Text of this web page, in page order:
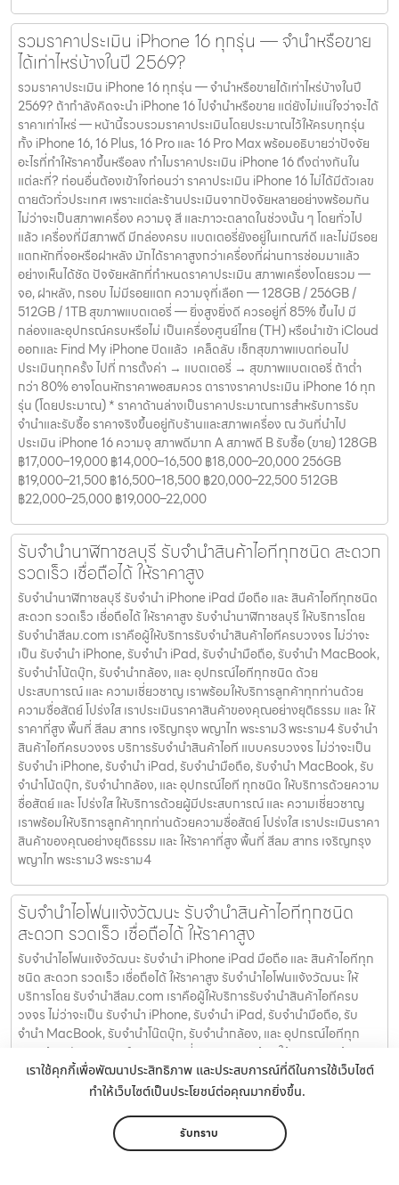
เราใช้คุกกี้เพื่อพัฒนาประสิทธิภาพ และประสบการณ์ที่ดีในการใช้เว็บไซต์
ทำให้เว็บไซต์เป็นประโยชน์ต่อคุณมากยิ่งขึ้น.
รับทราบ
รวมราคาประเมิน iPhone 16 ทุกรุ่น — จำนำหรือขาย
ได้เท่าไหร่บ้างในปี 2569?
รวมราคาประเมิน iPhone 16 ทุกรุ่น — จำนำหรือขายได้เท่าไหร่บ้างในปี
2569? ถ้ากำลังคิดจะนำ iPhone 16 ไปจำนำหรือขาย แต่ยังไม่แน่ใจว่าจะได้
ราคาเท่าไหร่ — หน้านี้รวบรวมราคาประเมินโดยประมาณไว้ให้ครบทุกรุ่น
ทั้ง iPhone 16, 16 Plus, 16 Pro และ 16 Pro Max พร้อมอธิบายว่าปัจจัย
อะไรที่ทำให้ราคาขึ้นหรือลง ทำไมราคาประเมิน iPhone 16 ถึงต่างกันใน
แต่ละที่? ก่อนอื่นต้องเข้าใจก่อนว่า ราคาประเมิน iPhone 16 ไม่ได้มีตัวเลข
ตายตัวทั่วประเทศ เพราะแต่ละร้านประเมินจากปัจจัยหลายอย่างพร้อมกัน
ไม่ว่าจะเป็นสภาพเครื่อง ความจุ สี และภาวะตลาดในช่วงนั้น ๆ โดยทั่วไป
แล้ว เครื่องที่มีสภาพดี มีกล่องครบ แบตเตอรี่ยังอยู่ในเกณฑ์ดี และไม่มีรอย
แตกหักที่จอหรือฝาหลัง มักได้ราคาสูงกว่าเครื่องที่ผ่านการซ่อมมาแล้ว
อย่างเห็นได้ชัด ปัจจัยหลักที่กำหนดราคาประเมิน สภาพเครื่องโดยรวม —
จอ, ฝาหลัง, กรอบ ไม่มีรอยแตก ความจุที่เลือก — 128GB / 256GB /
512GB / 1TB สุขภาพแบตเตอรี่ — ยิ่งสูงยิ่งดี ควรอยู่ที่ 85% ขึ้นไป มี
กล่องและอุปกรณ์ครบหรือไม่ เป็นเครื่องศูนย์ไทย (TH) หรือนำเข้า iCloud
ออกและ Find My iPhone ปิดแล้ว เคล็ดลับ เช็กสุขภาพแบตก่อนไป
ประเมินทุกครั้ง ไปที่ การตั้งค่า → แบตเตอรี่ → สุขภาพแบตเตอรี่ ถ้าต่ำ
กว่า 80% อาจโดนหักราคาพอสมควร ตารางราคาประเมิน iPhone 16 ทุก
รุ่น (โดยประมาณ) * ราคาด้านล่างเป็นราคาประมาณการสำหรับการรับ
จำนำและรับซื้อ ราคาจริงขึ้นอยู่กับร้านและสภาพเครื่อง ณ วันที่นำไป
ประเมิน iPhone 16 ความจุ สภาพดีมาก A สภาพดี B รับซื้อ (ขาย) 128GB
฿17,000–19,000 ฿14,000–16,500 ฿18,000–20,000 256GB
฿19,000–21,500 ฿16,500–18,500 ฿20,000–22,500 512GB
฿22,000–25,000 ฿19,000–22,000
รับจำนำนาฬิกาชลบุรี รับจำนำสินค้าไอทีทุกชนิด สะดวก
รวดเร็ว เชื่อถือได้ ให้ราคาสูง
รับจำนำนาฬิกาชลบุรี รับจำนำ iPhone iPad มือถือ และ สินค้าไอทีทุกชนิด
สะดวก รวดเร็ว เชื่อถือได้ ให้ราคาสูง รับจำนำนาฬิกาชลบุรี ให้บริการโดย
รับจํานําสีลม.com เราคือผู้ให้บริการรับจำนำสินค้าไอทีครบวงจร ไม่ว่าจะ
เป็น รับจำนำ iPhone, รับจำนำ iPad, รับจำนำมือถือ, รับจำนำ MacBook,
รับจำนำโน้ตบุ๊ก, รับจำนำกล้อง, และ อุปกรณ์ไอทีทุกชนิด ด้วย
ประสบการณ์ และ ความเชี่ยวชาญ เราพร้อมให้บริการลูกค้าทุกท่านด้วย
ความซื่อสัตย์ โปร่งใส เราประเมินราคาสินค้าของคุณอย่างยุติธรรม และ ให้
ราคาที่สูง พื้นที่ สีลม สาทร เจริญกรุง พญาไท พระราม3 พระราม4 รับจำนำ
สินค้าไอทีครบวงจร บริการรับจำนำสินค้าไอที แบบครบวงจร ไม่ว่าจะเป็น
รับจำนำ iPhone, รับจำนำ iPad, รับจำนำมือถือ, รับจำนำ MacBook, รับ
จำนำโน้ตบุ๊ก, รับจำนำกล้อง, และ อุปกรณ์ไอที ทุกชนิด ให้บริการด้วยความ
ซื่อสัตย์ และ โปร่งใส ให้บริการด้วยผู้มีประสบการณ์ และ ความเชี่ยวชาญ
เราพร้อมให้บริการลูกค้าทุกท่านด้วยความซื่อสัตย์ โปร่งใส เราประเมินราคา
สินค้าของคุณอย่างยุติธรรม และ ให้ราคาที่สูง พื้นที่ สีลม สาทร เจริญกรุง
พญาไท พระราม3 พระราม4
รับจำนำไอโฟนแจ้งวัฒนะ รับจำนำสินค้าไอทีทุกชนิด
สะดวก รวดเร็ว เชื่อถือได้ ให้ราคาสูง
รับจำนำไอโฟนแจ้งวัฒนะ รับจำนำ iPhone iPad มือถือ และ สินค้าไอทีทุก
ชนิด สะดวก รวดเร็ว เชื่อถือได้ ให้ราคาสูง รับจำนำไอโฟนแจ้งวัฒนะ ให้
บริการโดย รับจํานําสีลม.com เราคือผู้ให้บริการรับจำนำสินค้าไอทีครบ
วงจร ไม่ว่าจะเป็น รับจำนำ iPhone, รับจำนำ iPad, รับจำนำมือถือ, รับ
จำนำ MacBook, รับจำนำโน๊ตบุ๊ก, รับจำนำกล้อง, และ อุปกรณ์ไอทีทุก
ชนิด ด้วยประสบการณ์ และ ความเชี่ยวชาญ เราพร้อมให้บริการลูกค้าทุก
ท่านด้วยความซื่อสัตย์ โปร่งใส เราประเมินราคาสินค้าของคุณอย่าง
ยุติธรรม และ ให้ราคาที่สูง พื้นที่ สีลม สาทร เจริญกรุง พญาไท พระราม3
วงจร ไม่ว่าจะเป็น รับจำนำ iPhone, รับจำนำ iPad, รับจำนำมือถือ, รับ
จำนำ MacBook, รับจำนำโน๊ตบุ๊ก, รับจำนำกล้อง, และ อุปกรณ์ไอที ทุก
เมนู ติดต่อ แชร์